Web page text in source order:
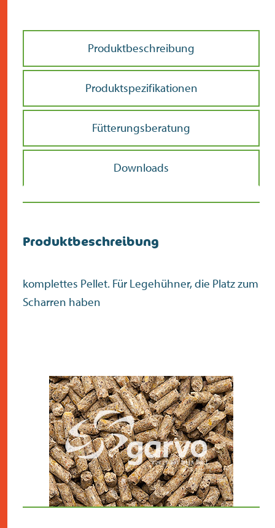
Produktbeschreibung
Produktspezifikationen
Fütterungsberatung
Downloads
Produktbeschreibung
komplettes Pellet. Für Legehühner, die Platz zum
Scharren haben